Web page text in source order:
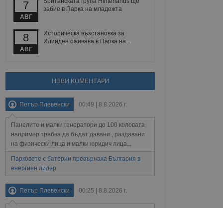
7
АВГ
забие в Парка на младежта
8
АВГ
Историческа възстановка за
Илинден оживява в Парка на...
НОВИ КОМЕНТАРИ
Петър Плевенски 00:49 | 8.8.2026 г.
Панелите и малки генератори до 100 коловата
например трябва да бъдат давани , раздавани
на физически лица и малки юридич лица...
Парковете с батерии превърнаха България в
енергиен лидер
Петър Плевенски 00:25 | 8.8.2026 г.
поведение и
с
на
на сайта.
взаимодействия
и потребителския
събиране на данни
за
се
на тестване.
данни,
на посещенията,
били заредени.
опит.
тя може
новата или
която е
в целия
на социалните
Описание